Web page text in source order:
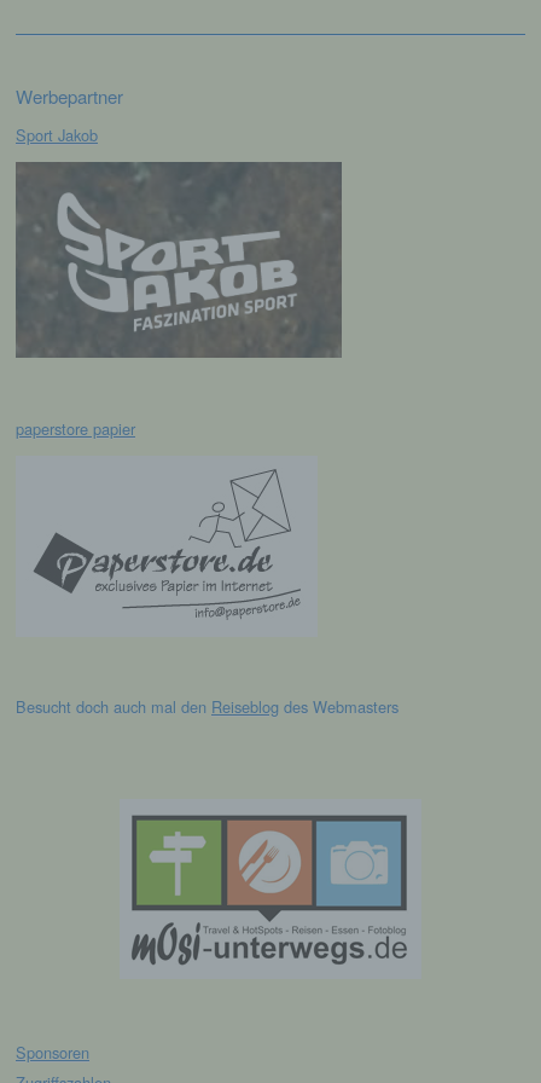
Werbepartner
Sport Jakob
paperstore papier
Besucht doch auch mal den Reiseblog des Webmasters
Sponsoren
personenbezogener Daten mit dem Ziel, ihre
künftige Verarbeitung einzuschränken.
Verarbeitung personenbezogener Daten, die
darin besteht, dass diese
werden, um bestimmte persönliche Aspekte,
die sich auf eine natürliche Person beziehen,
zu bewerten, insbesondere, um Aspekte
bezüglich Arbeitsleistung, wirtschaftlicher
Lage, Gesundheit, persönlicher Vorlieben,
Interessen, Zuverlässigkeit, Verhalten,
Aufenthaltsort oder Ortswechsel dieser
personenbezogener Daten in einer Weise,
auf welche die personenbezogenen Daten
ohne Hinzuziehung zusätzlicher
Informationen nicht mehr einer spezifischen
betroffenen Person zugeordnet werden
können, sofern diese zusätzlichen
Informationen gesondert aufbewahrt werden
und technischen und organisatorischen